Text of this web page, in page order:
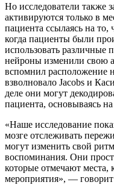
Но исследователи также
активируются только в
пациента ссылаясь на то,
когда пациенты были
использовать различные
нейроны изменили свою
вспомнил расположение
взволновало Jacobs и
деле они могут
пациента, основываясь
«Наше исследование
мозге отслеживать
могут изменить свой
воспоминания. Они
которые отмечают
мероприятия», —